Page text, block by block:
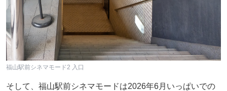
福山駅前シネマモード2 入口
そして、福山駅前シネマモードは2026年6月いっぱいでの